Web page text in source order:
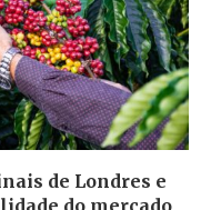
de Londres e